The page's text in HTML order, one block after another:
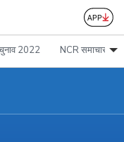
2022 NCR समाचार